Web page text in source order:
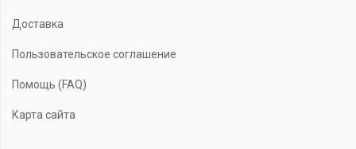
Доставка
Пользовательское соглашение
Помощь (FAQ)
Карта сайта